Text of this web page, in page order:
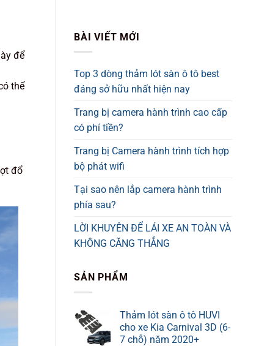
để
thể
đổ
BÀI VIẾT MỚI
Top 3 dòng thảm lót sàn ô tô best
đáng sở hữu nhất hiện nay
Trang bị camera hành trình cao cấp
có phí tiền?
Trang bị Camera hành trình tích hợp
bộ phát wifi
Tại sao nên lắp camera hành trình
phía sau?
LỜI KHUYÊN ĐỂ LÁI XE AN TOÀN VÀ
KHÔNG CĂNG THẲNG
SẢN PHẨM
Thảm lót sàn ô tô HUVI
cho xe Kia Carnival 3D (6-
7 chỗ) năm 2020+